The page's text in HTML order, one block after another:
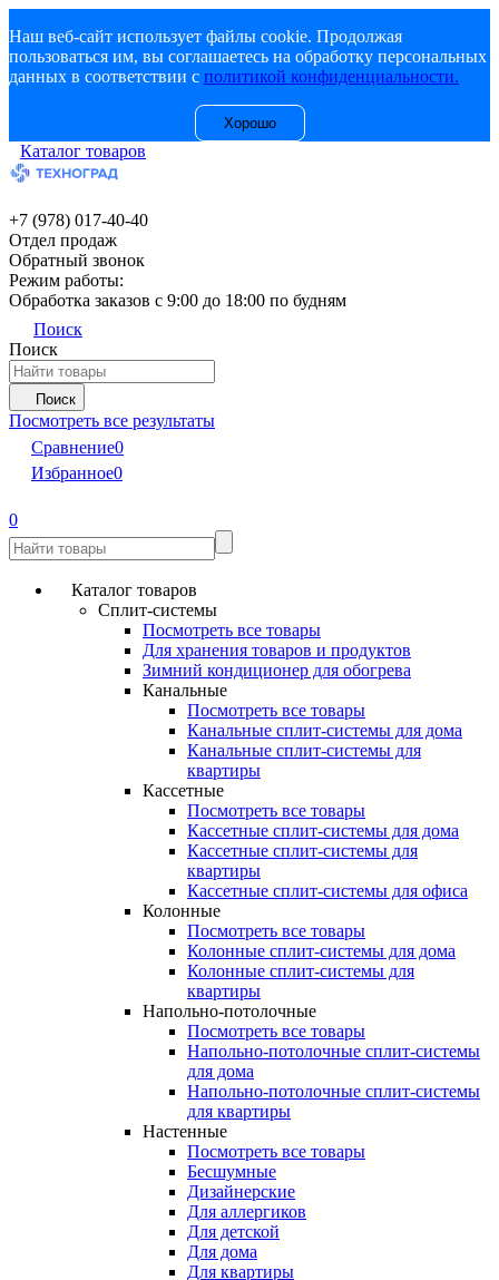
Наш веб-сайт использует файлы cookie. Продолжая
пользоваться им, вы соглашаетесь на обработку персональных
данных в соответствии с политикой конфиденциальности.
Хорошо
Каталог товаров
+7 (978) 017-40-40
Отдел продаж
Обратный звонок
Режим работы:
Обработка заказов с 9:00 до 18:00 по будням
Поиск
Поиск
Поиск
Посмотреть все результаты
Сравнение0
Избранное0
0
Каталог товаров
Сплит-системы
Посмотреть все товары
Для хранения товаров и продуктов
Зимний кондиционер для обогрева
Канальные
Посмотреть все товары
Канальные сплит-системы для дома
Канальные сплит-системы для
квартиры
Кассетные
Посмотреть все товары
Кассетные сплит-системы для дома
Кассетные сплит-системы для
квартиры
Кассетные сплит-системы для офиса
Колонные
Посмотреть все товары
Колонные сплит-системы для дома
Колонные сплит-системы для
квартиры
Напольно-потолочные
Посмотреть все товары
Напольно-потолочные сплит-системы
для дома
Напольно-потолочные сплит-системы
для квартиры
Настенные
Посмотреть все товары
Бесшумные
Дизайнерские
Для аллергиков
Для детской
Для дома
Для квартиры